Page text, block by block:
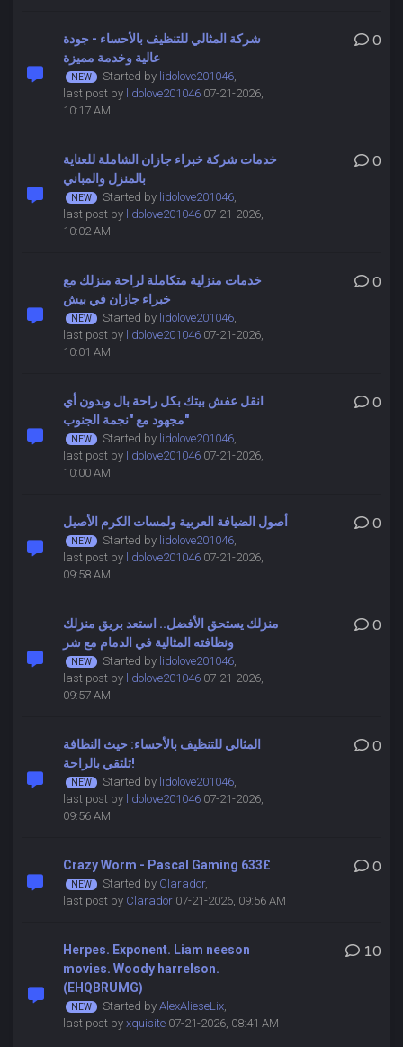
شركة المثالي للتنظيف بالأحساء - جودة
عالية وخدمة مميزة
Started by lidolove201046,
last post by lidolove20104607-21-2026,
10:17 AM
0
خدمات شركة خبراء جازان الشاملة للعناية
بالمنزل والمباني
Started by lidolove201046,
last post by lidolove20104607-21-2026,
10:02 AM
0
خدمات منزلية متكاملة لراحة منزلك مع
خبراء جازان في بيش
Started by lidolove201046,
last post by lidolove20104607-21-2026,
10:01 AM
0
انقل عفش بيتك بكل راحة بال وبدون أي
مجهود مع "نجمة الجنوب"
Started by lidolove201046,
last post by lidolove20104607-21-2026,
10:00 AM
0
أصول الضيافة العربية ولمسات الكرم الأصيل
Started by lidolove201046,
last post by lidolove20104607-21-2026,
09:58 AM
0
منزلك يستحق الأفضل.. استعد بريق منزلك
ونظافته المثالية في الدمام مع شر
Started by lidolove201046,
last post by lidolove20104607-21-2026,
09:57 AM
0
المثالي للتنظيف بالأحساء: حيث النظافة
تلتقي بالراحة!
Started by lidolove201046,
last post by lidolove20104607-21-2026,
09:56 AM
0
Crazy Worm - Pascal Gaming 633£
Started by Clarador,
last post by Clarador07-21-2026, 09:56 AM
0
Herpes. Exponent. Liam neeson
movies. Woody harrelson.
(EHQBRUMG)
Started by AlexAlieseLix,
last post by xquisite07-21-2026, 08:41 AM
10